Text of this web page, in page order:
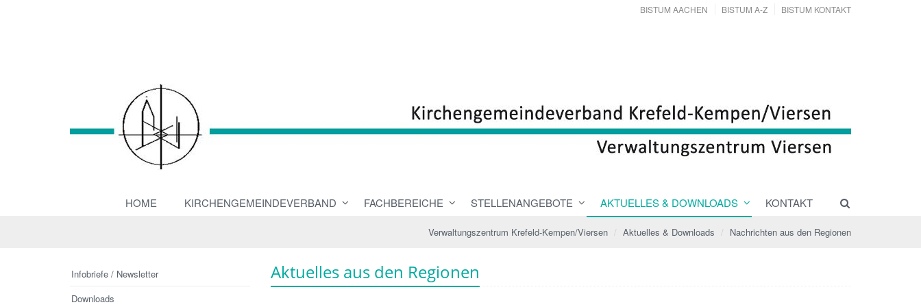
BISTUM AACHEN BISTUM A-Z BISTUM KONTAKT
HOME KIRCHENGEMEINDEVERBAND FACHBEREICHE STELLENANGEBOTE AKTUELLES & DOWNLOADS KONTAKT
Verwaltungszentrum Krefeld-Kempen/Viersen Aktuelles & Downloads Nachrichten aus den Regionen
Aktuelles aus den Regionen
Infobriefe / Newsletter
Downloads